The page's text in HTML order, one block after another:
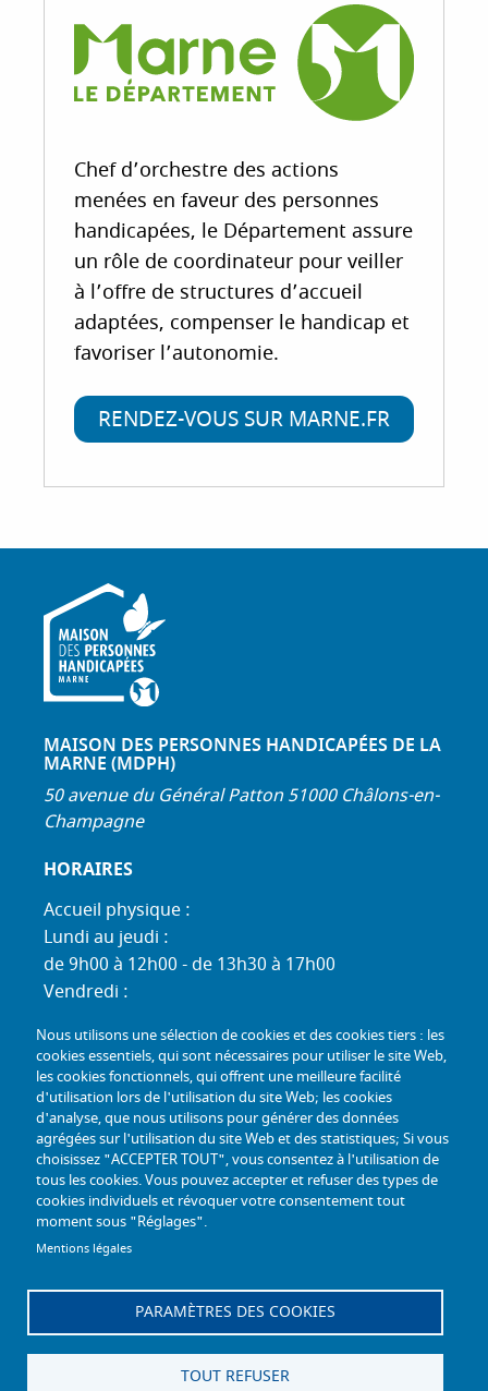
Chef d’orchestre des actions
menées en faveur des personnes
handicapées, le Département assure
un rôle de coordinateur pour veiller
à l’offre de structures d’accueil
adaptées, compenser le handicap et
favoriser l’autonomie.
RENDEZ-VOUS SUR MARNE.FR
MAISON DES PERSONNES HANDICAPÉES DE LA
MARNE (MDPH)
50 avenue du Général Patton 51000 Châlons-en-
Champagne
HORAIRES
Accueil physique :
Lundi au jeudi :
de 9h00 à 12h00 - de 13h30 à 17h00
Vendredi :
Standard téléphonique :
Lundi au jeudi :
de 9h00 à 12h30 - de 13h30 à 17h00
Vendredi :
de 9h00 à 12h30 - de 13h30 à 16h30
TÉL :+33 (0) 3 26 26 06 06
COURRIEL : accueil@mdph51.fr
Nous utilisons une sélection de cookies et des cookies tiers : les
cookies essentiels, qui sont nécessaires pour utiliser le site Web,
les cookies fonctionnels, qui offrent une meilleure facilité
d'utilisation lors de l'utilisation du site Web; les cookies
d'analyse, que nous utilisons pour générer des données
agrégées sur l'utilisation du site Web et des statistiques; Si vous
choisissez "ACCEPTER TOUT", vous consentez à l'utilisation de
tous les cookies. Vous pouvez accepter et refuser des types de
cookies individuels et révoquer votre consentement tout
moment sous "Réglages".
Mentions légales
PARAMÈTRES DES COOKIES
TOUT REFUSER
Offres d'emploi
Accessibilité - Conformité partielle
Gestion des cookies